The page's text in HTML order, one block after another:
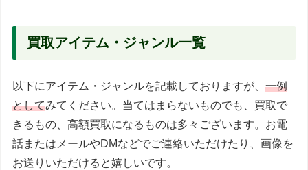
買取アイテム・ジャンル一覧
以下にアイテム・ジャンルを記載しておりますが、一例
としてみてください。当てはまらないものでも、買取で
きるもの、高額買取になるものは多々ございます。お電
話またはメールやDMなどでご連絡いただけたり、画像を
お送りいただけると嬉しいです。